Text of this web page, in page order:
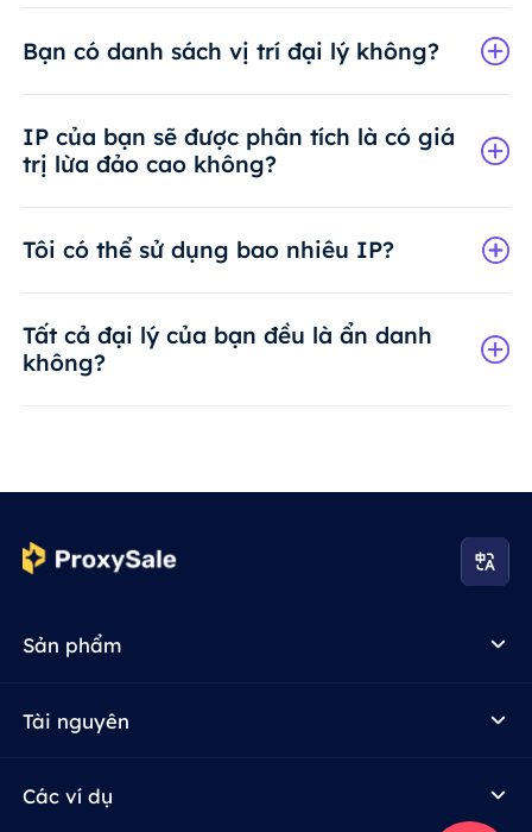
Bạn có danh sách vị trí đại lý không?
IP của bạn sẽ được phân tích là có giá
trị lừa đảo cao không?
Tôi có thể sử dụng bao nhiêu IP?
Tất cả đại lý của bạn đều là ẩn danh
không?
Sản phẩm
Tài nguyên
Các ví dụ